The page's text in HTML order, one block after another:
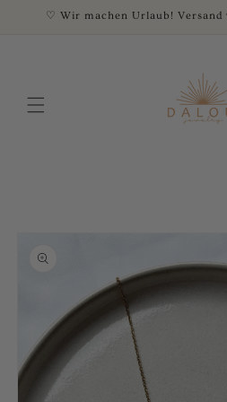
zum♡ Wir machen Urlaub! Versand